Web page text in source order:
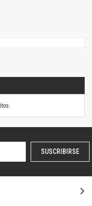
SUSCRIBIRSE